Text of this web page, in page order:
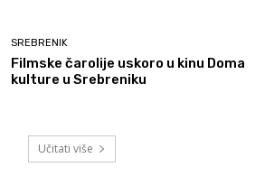
SREBRENIK
Filmske čarolije uskoro u kinu Doma
kulture u Srebreniku
Učitati više